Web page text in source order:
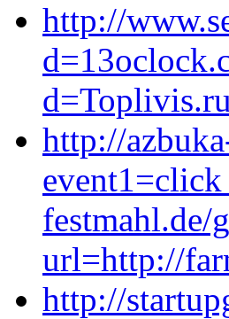
http://
d=Toplivis.ru
http://
festmahl.de/
url=http://
http://